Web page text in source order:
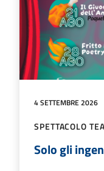
4 SETTEMBRE 2026
SPETTACOLO
Solo gli